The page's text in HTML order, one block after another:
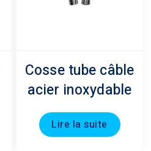
Cosse tube câble
acier inoxydable
Lire la suite